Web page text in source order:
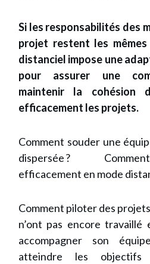
Si les responsabilités des
projet restent les mêmes
distanciel impose une
pour assurer une
maintenir la cohésion
efficacement les projets.
Comment souder une
dispersée ?
efficacement en mode
Comment piloter des
n’ont pas encore travaillé
accompagner son
atteindre les